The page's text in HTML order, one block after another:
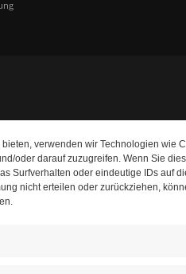
verwenden wir Technologien wie
oder darauf zuzugreifen. Wenn Sie
Surfverhalten oder eindeutige IDs auf
nicht erteilen oder zurückziehen,